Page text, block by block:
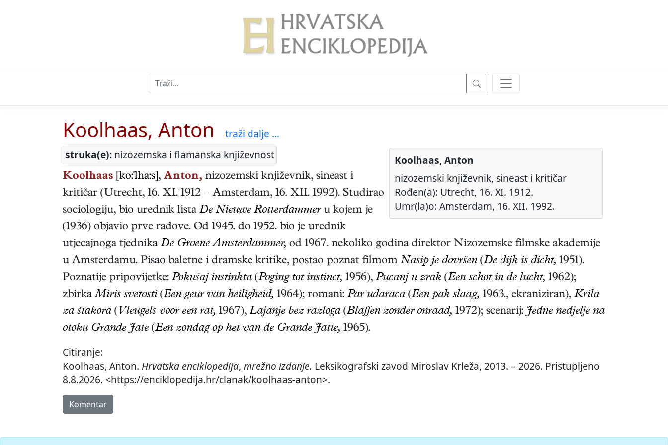
Koolhaas, Anton
traži dalje ...
struka(e): nizozemska i flamanska književnost
Koolhaas, Anton
nizozemski književnik, sineast i kritičar
Rođen(a): Utrecht, 16. XI. 1912.
Umr(la)o: Amsterdam, 16. XII. 1992.
Koolhaas [ko:'lha:s], Anton, nizozemski književnik, sineast i
kritičar ( Utrecht, 16. XI. 1912 – Amsterdam, 16. XII. 1992). Studirao
sociologiju, bio urednik lista De Nieuwe Rotterdammeru kojem je
(1936) objavio prve radove. Od 1945. do 1952. bio je urednik
utjecajnoga tjednika De Groene Amsterdammer, od 1967. nekoliko godina direktor Nizozemske filmske akademije
u Amsterdamu. Pisao baletne i dramske kritike, postao poznat filmom Nasip je dovršen (De dijk is dicht, 1951).
Poznatije pripovijetke: Pokušaj instinkta (Poging tot instinct, 1956), Pucanj u zrak (Een schot in de lucht, 1962);
zbirkaMiris svetosti (Een geur van heiligheid, 1964); romani: Par udaraca (Een pak slaag, 1963., ekraniziran), Krila
za štakora ( Vleugels voor een rat, 1967), Lajanje bez razloga (Blaffen zonder onraad, 1972); scenarij:Jedne nedjelje na
otoku Grande Jate (Een zondag op het van de Grande Jatte, 1965).
Citiranje:
Koolhaas, Anton. Hrvatska enciklopedija, mrežno izdanje. Leksikografski zavod Miroslav Krleža, 2013. – 2026. Pristupljeno
8.8.2026. <https://enciklopedija.hr/clanak/koolhaas-anton>.
Komentar